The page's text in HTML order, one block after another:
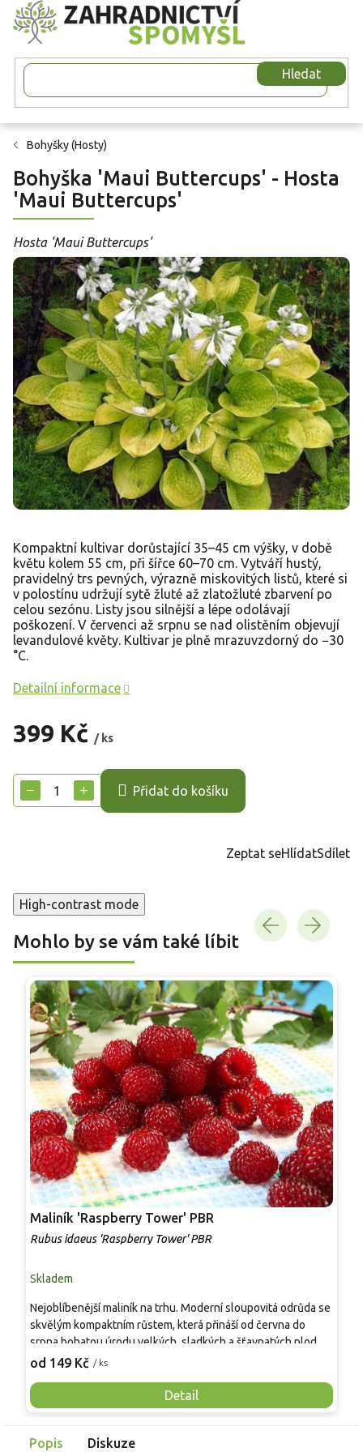
Přejít
na
obsah
Hledat
Bohyšky (Hosty)
Bohyška 'Maui Buttercups' - Hosta
'Maui Buttercups'
Hosta 'Maui Buttercups'
399 Kč / ks
cena:
+
− Přidat do košíku
Kompaktní kultivar dorůstající 35–45 cm výšky, v době
květu kolem 55 cm, při šířce 60–70 cm. Vytváří hustý,
pravidelný trs pevných, výrazně miskovitých listů, které si
v polostínu udržují sytě žluté až zlatožluté zbarvení po
celou sezónu. Listy jsou silnější a lépe odolávají
poškození. V červenci až srpnu se nad olistěním objevují
levandulové květy. Kultivar je plně mrazuvzdorný do −30
°C.
Detailní informace
Zeptat seHlídatSdílet
High-contrast mode
Mohlo by se vám také líbit
Maliník 'Raspberry Tower' PBR
Rubus idaeus 'Raspberry Tower' PBR
Skladem
od 149 Kč / ks
Detail
Nejoblíbenější maliník na trhu. Moderní sloupovitá odrůda se
skvělým kompaktním růstem, která přináší od června do
srpna bohatou úrodu velkých, sladkých a šťavnatých plodů.
Pevné vzpřímené výhony tvoří elegantní habitus bez
Mrazuvzdornost do −25 °C a spolehlivá vitalita z něj dělají
skvělou volbu pro každého pěstitele.
Popis Diskuze